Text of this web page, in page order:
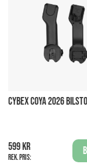
CYBEX COYA 2026
599 kr
Rek. pris: